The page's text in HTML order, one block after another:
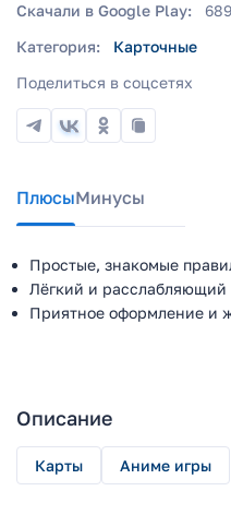
Скачали в Google Play:
Категория:
Карточные
Поделиться в соцсетях
ПлюсыМинусы
Простые, знакомые
Лёгкий и расслабляющий
Приятное оформление и
Описание
Карты Аниме игры